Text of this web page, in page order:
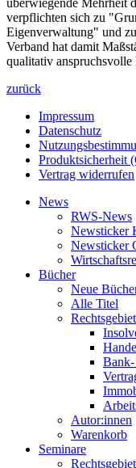
verpflichten sich zu
Eigenverwaltung" und
Verband hat damit
qualitativ
zurück
Impressum
Datenschutz
Produktsicherheit
Vertrag widerrufen
News
RWS-News
Newsticker
Newsticker
Bücher
Neue
Alle Titel
Autor:innen
Warenkorb
Seminare